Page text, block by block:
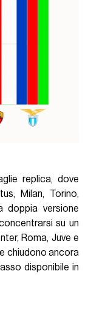
replica, dove
Milan, Torino,
doppia versione
su un
Roma, Juve e
e chiudono ancora
disponibile in